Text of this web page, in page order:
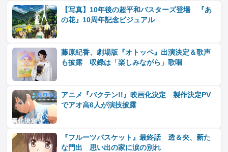
【写真】10年後の超平和バスターズ登場 『あ
の花』10周年記念ビジュアル
藤原紀香、劇場版『オトッペ』出演決定＆歌声
も披露 収録は「楽しみながら」歌唱
アニメ『バクテン!!』映画化決定 製作決定PV
でアオ高6人が演技披露
『フルーツバスケット』最終話 透＆夾、新た
な門出 思い出の家に涙の別れ